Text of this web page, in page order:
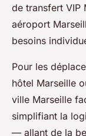
de transfert VIP
aéroport
besoins
Pour les
hôtel Marseille
ville Marseille
simplifiant la
— allant de la